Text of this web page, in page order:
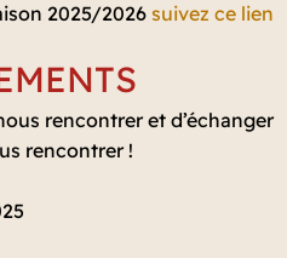
2025/2026 suivez ce lien
rencontrer et d’échanger
rencontrer !